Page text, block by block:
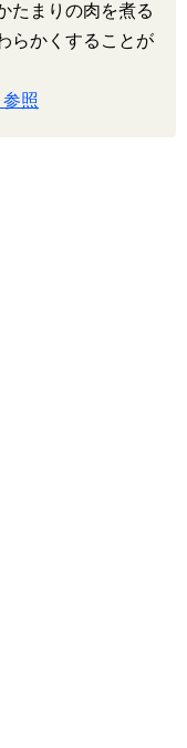
たまりの肉を煮る
らかくすることが
参照